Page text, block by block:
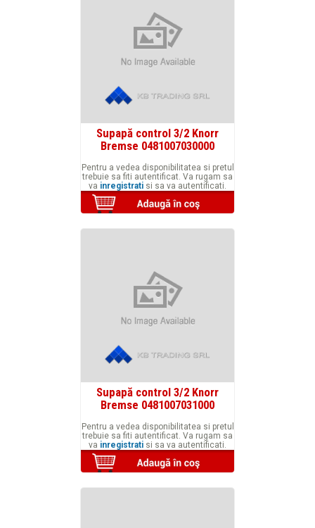
Supapă control 3/2 Knorr
Bremse 0481007030000
Pentru a vedea disponibilitatea si pretul
trebuie sa fiti autentificat. Va rugam sa
va inregistrati si sa va autentificati.
Supapă control 3/2 Knorr
Bremse 0481007031000
Pentru a vedea disponibilitatea si pretul
trebuie sa fiti autentificat. Va rugam sa
va inregistrati si sa va autentificati.